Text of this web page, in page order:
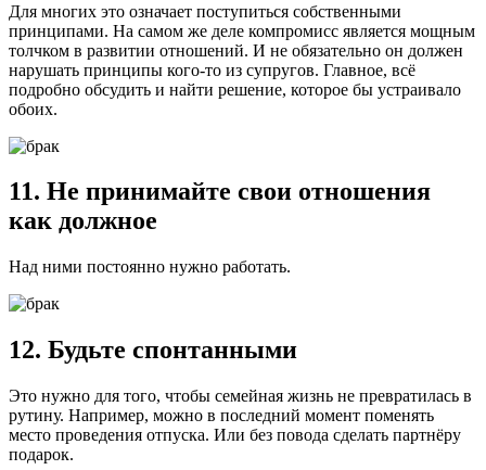
Для многих это означает поступиться собственными
принципами. На самом же деле компромисс является мощным
толчком в развитии отношений. И не обязательно он должен
нарушать принципы кого-то из супругов. Главное, всё
подробно обсудить и найти решение, которое бы устраивало
обоих.
11. Не принимайте свои отношения
как должное
Над ними постоянно нужно работать.
12. Будьте спонтанными
Это нужно для того, чтобы семейная жизнь не превратилась в
рутину. Например, можно в последний момент поменять
место проведения отпуска. Или без повода сделать партнёру
подарок.